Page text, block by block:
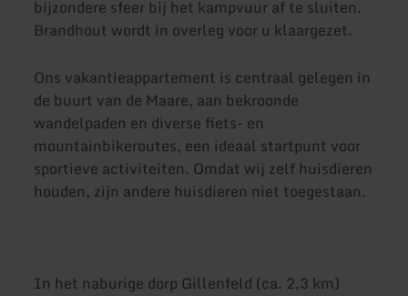
bijzondere sfeer bij het kampvuur af te sluiten.
Brandhout wordt in overleg voor u klaargezet.
Ons vakantieappartement is centraal gelegen in
de buurt van de Maare, aan bekroonde
wandelpaden en diverse fiets- en
mountainbikeroutes, een ideaal startpunt voor
sportieve activiteiten. Omdat wij zelf huisdieren
houden, zijn andere huisdieren niet toegestaan.
In het naburige dorp Gillenfeld (ca. 2,3 km)